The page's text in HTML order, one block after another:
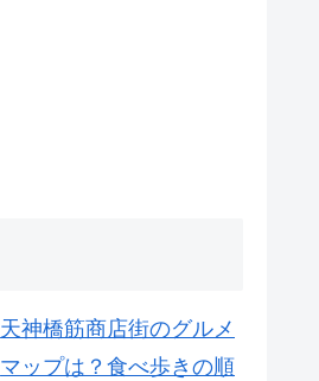
天神橋筋商店街のグルメ
マップは？食べ歩きの順